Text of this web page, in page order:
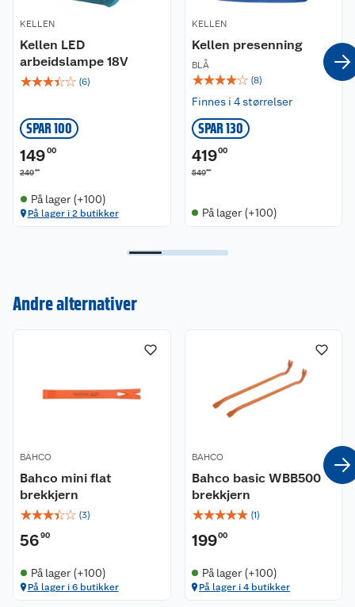
KELLEN
Kellen LED
arbeidslampe 18V
☆☆☆☆☆ (6)
SPAR 100
14900
24900
På lager (+100)
På lager i 2 butikker
KELLEN
Kellen presenning
BLÅ
☆☆☆☆☆ (8)
Finnes i 4 størrelser
SPAR 130
41900
54900
På lager (+100)
Andre alternativer
BAHCO
Bahco mini flat
brekkjern
☆☆☆☆☆ (3)
5690
På lager (+100)
På lager i 6 butikker
BAHCO
Bahco basic WBB500
brekkjern
☆☆☆☆☆ (1)
19900
På lager (+100)
På lager i 4 butikker
Nyheter
Ledige stillinger
Bærekraft
Angre- og returrett
Leveringsalternativer
Pakkesporing
Kjøpsvilkår
Åpent kjøp
Coop medlem
Klikk og hent
Festdrakter til hele familien
Hagemøbler og utemøbler